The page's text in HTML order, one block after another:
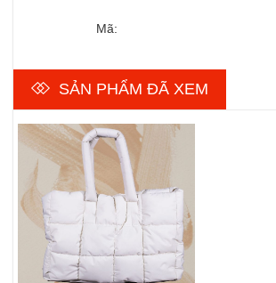
Mã:
SẢN PHẨM ĐÃ XEM